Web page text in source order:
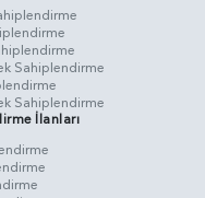
Sahiplendirme
Sahiplendirme
İlanları